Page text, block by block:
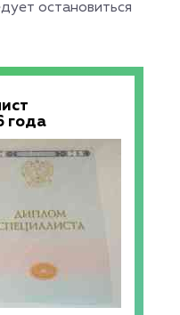
остановиться
года